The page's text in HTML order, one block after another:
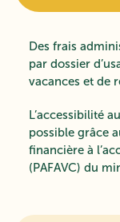
Des frais
par dossier
vacances et de
L’accessibilité
possible grâce
financière à
(PAFAVC) du